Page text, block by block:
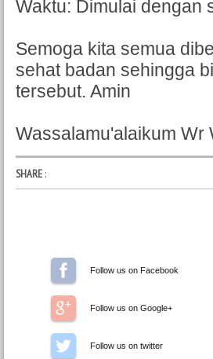
Waktu: Dimulai dengan
Semoga kita semua
sehat badan sehingga
tersebut. Amin
Wassalamu'alaikum Wr
SHARE :
Follow us on Facebook
Follow us on Google+
Follow us on Twitter